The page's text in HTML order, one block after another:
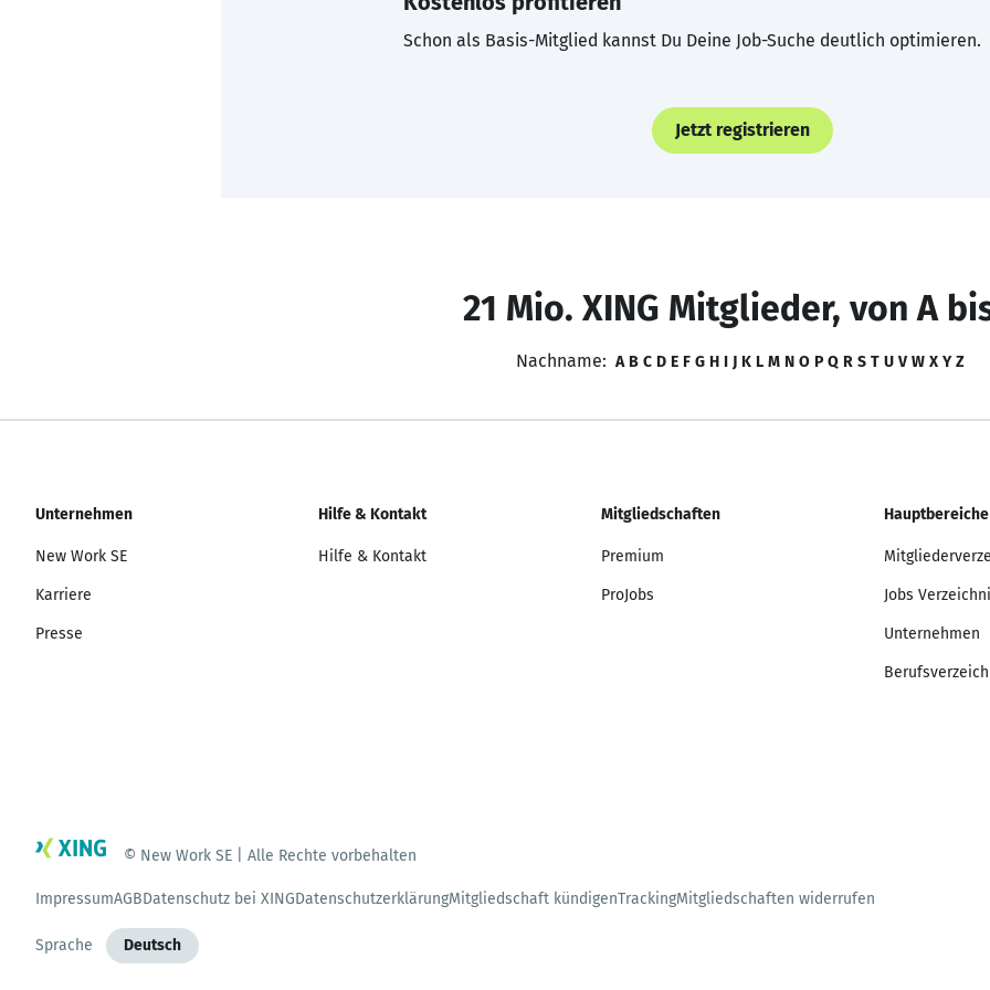
Schon als Basis-Mitglied kannst Du Deine Job-Suche deutlich optimieren.
Jetzt registrieren
21 Mio. XING Mitglieder, von A
Nachname: A B C D E F G H I J K L M N O P Q R S T U V W X Y Z
Unternehmen
New Work SE
Karriere
Presse
Hilfe & Kontakt
Hilfe & Kontakt
Mitgliedschaften
Premium
ProJobs
Hauptbereiche
Jobs
Unternehmen
© New Work SE | Alle Rechte vorbehalten
ImpressumAGBDatenschutz bei XINGDatenschutzerklärungMitgliedschaft kündigenTrackingMitgliedschaften widerrufen
Sprache Deutsch